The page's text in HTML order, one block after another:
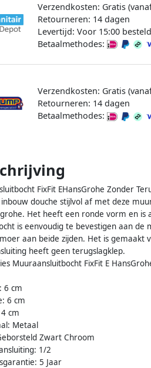
Verzendkosten: Gratis
Retourneren: 14 dagen
Levertijd: Voor 15:00
Betaalmethodes:
Verzendkosten: Gratis
Retourneren: 14 dagen
Betaalmethodes:
FixFit EHansGrohe Zonder
douche stijlvol af met deze
Het heeft een ronde vorm en
is eenvoudig te bevestigen aan de
aan beide zijden. Het is
heeft geen terugslagklep.
Muuraansluitbocht FixFit E
6 cm
6 cm
cm
Metaal
Zwart Chroom
1/2
5 Jaar